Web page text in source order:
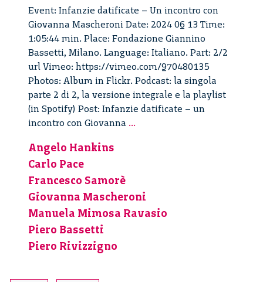
Event: Infanzie datificate – Un incontro con
Giovanna Mascheroni Date: 2024 06 13 Time:
1:05:44 min. Place: Fondazione Giannino
Bassetti, Milano. Language: Italiano. Part: 2/2
url Vimeo: https://vimeo.com/970480135
Photos: Album in Flickr. Podcast: la singola
parte 2 di 2, la versione integrale e la playlist
(in Spotify) Post: Infanzie datificate – un
incontro con Giovanna ...
con
Giovanna
Angelo Hankins
Carlo Pace
Francesco Samorè
Giovanna Mascheroni
Manuela Mimosa Ravasio
Piero Bassetti
Piero Rivizzigno